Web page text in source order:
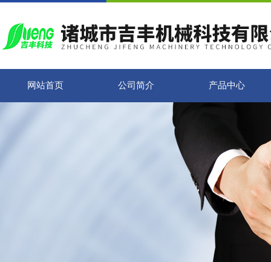
网站首页 公司简介 产品中心